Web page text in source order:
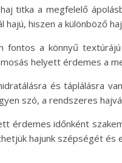
titka a megfelelő
hajú, hiszen a különböző
fontos a könnyű
helyett érdemes a
és táplálásra
szó, a rendszeres
érdemes időnként
hajunk szépségét és